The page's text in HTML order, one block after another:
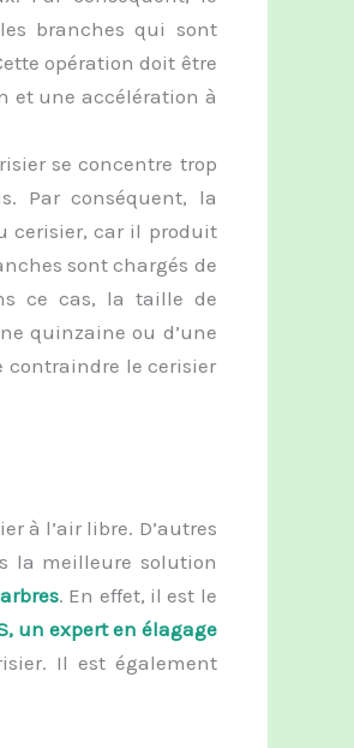
branches qui sont
opération doit être
et une accélération à
se concentre trop
Par conséquent, la
cerisier, car il produit
sont chargés de
ce cas, la taille de
quinzaine ou d’une
contraindre le cerisier
à l’air libre. D’autres
la meilleure solution
. En effet, il est le
un expert en élagage
Il est également